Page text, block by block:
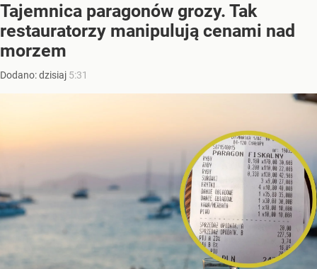
Tajemnica paragonów grozy. Tak
restauratorzy manipulują cenami nad
morzem
Dodano:dzisiaj 5:31